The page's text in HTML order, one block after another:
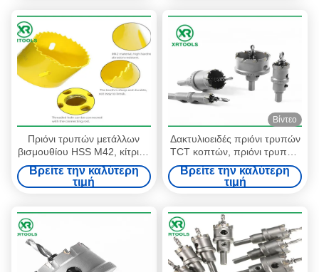
Πριόνι τρυπών μετάλλων
βισμουθίου HSS M42, κίτρινο
τελειωμένο πριόνι βαθιών
τρυπών για το ξύλο/αργίλιο
Βρείτε την καλύτερη
τιμή
Βίντεο
Δακτυλιοειδές πριόνι τρυπών
TCT κοπτών, πριόνι τρυπών
ανοξείδωτου για το σκληρό
χάλυβα
Βρείτε την καλύτερη
τιμή